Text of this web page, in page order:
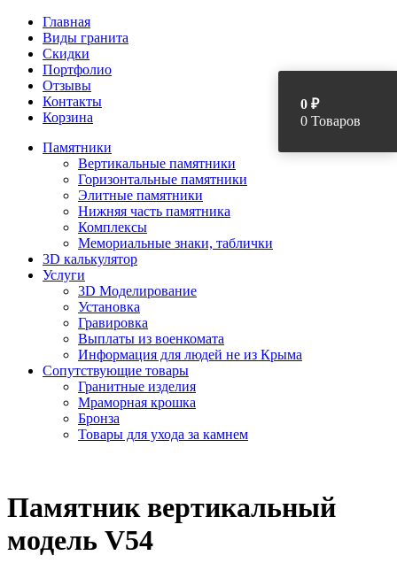
Главная
Виды гранита
Скидки
Портфолио
Отзывы
Контакты
Корзина
Памятники
Вертикальные памятники
Горизонтальные памятники
Элитные памятники
Нижняя часть памятника
Комплексы
Мемориальные знаки, таблички
3D калькулятор
Услуги
3D Моделирование
Установка
Гравировка
Выплаты из военкомата
Информация для людей не из Крыма
Сопутствующие товары
Гранитные изделия
Мраморная крошка
Бронза
Товары для ухода за камнем
Памятник вертикальный
модель V54
0₽
0 Товаров